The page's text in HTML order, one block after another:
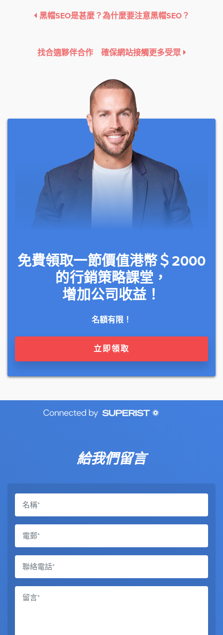
黑帽SEO是甚麼？為什麼要注意黑帽SEO？
找合適夥伴合作 確保網站接觸更多受眾
免費領取一節價值港幣＄2000
的行銷策略課堂，
增加公司收益！
名額有限！
立即領取
給我們留言